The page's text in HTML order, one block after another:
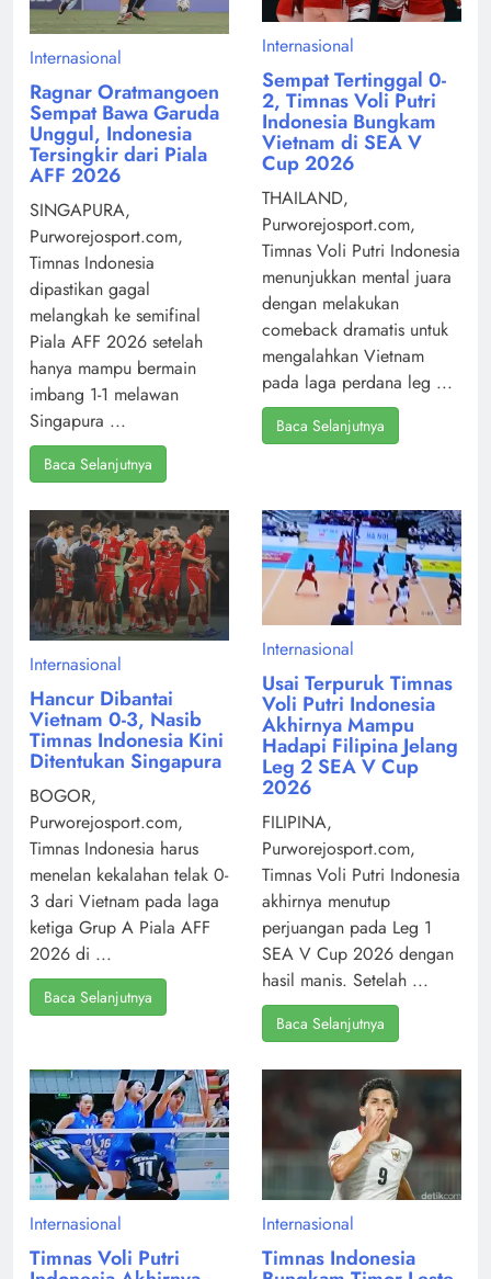
Internasional
Ragnar Oratmangoen
Sempat Bawa Garuda
Unggul, Indonesia
Tersingkir dari Piala
AFF 2026
SINGAPURA,
Purworejosport.com,
Timnas Indonesia
dipastikan gagal
melangkah ke semifinal
Piala AFF 2026 setelah
hanya mampu bermain
imbang 1-1 melawan
Singapura ...
Baca Selanjutnya
Internasional
Sempat Tertinggal 0-
2, Timnas Voli Putri
Indonesia Bungkam
Vietnam di SEA V
Cup 2026
THAILAND,
Purworejosport.com,
Timnas Voli Putri Indonesia
menunjukkan mental juara
dengan melakukan
comeback dramatis untuk
mengalahkan Vietnam
pada laga perdana leg ...
Baca Selanjutnya
Internasional
Hancur Dibantai
Vietnam 0-3, Nasib
Timnas Indonesia Kini
Ditentukan Singapura
BOGOR,
Purworejosport.com,
Timnas Indonesia harus
menelan kekalahan telak 0-
3 dari Vietnam pada laga
ketiga Grup A Piala AFF
2026 di ...
Baca Selanjutnya
Internasional
Usai Terpuruk Timnas
Voli Putri Indonesia
Akhirnya Mampu
Hadapi Filipina Jelang
Leg 2 SEA V Cup
2026
FILIPINA,
Purworejosport.com,
Timnas Voli Putri Indonesia
akhirnya menutup
perjuangan pada Leg 1
SEA V Cup 2026 dengan
hasil manis. Setelah ...
Baca Selanjutnya
Internasional
Timnas Voli Putri
Internasional
Timnas Indonesia